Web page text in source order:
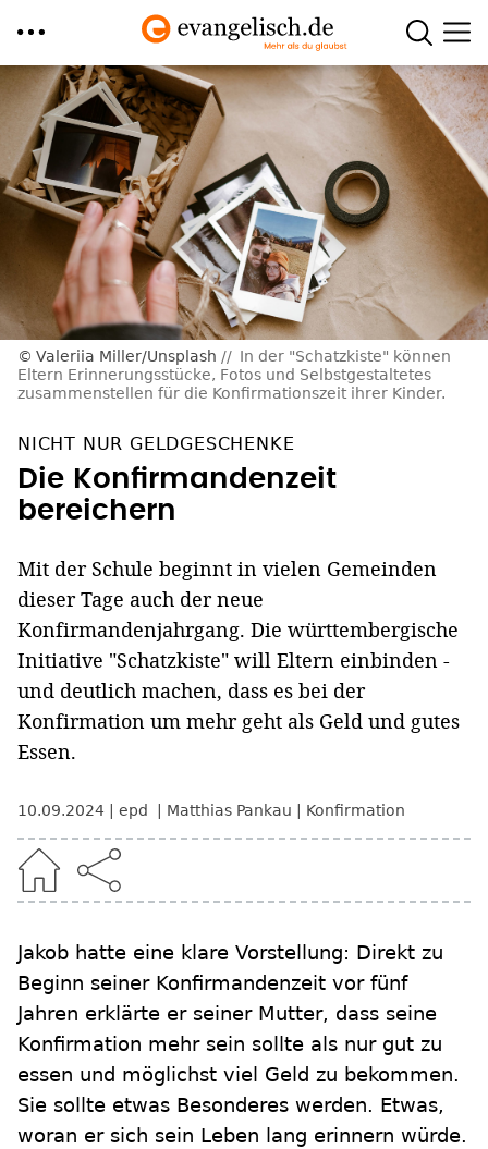
Direkt
zum
Inhalt
Valeriia Miller/Unsplash
In der "Schatzkiste" können
Eltern Erinnerungsstücke, Fotos und Selbstgestaltetes
zusammenstellen für die Konfirmationszeit ihrer Kinder.
NICHT NUR GELDGESCHENKE
Die Konfirmandenzeit
bereichern
Mit der Schule beginnt in vielen Gemeinden
dieser Tage auch der neue
Konfirmandenjahrgang. Die württembergische
Initiative "Schatzkiste" will Eltern einbinden -
und deutlich machen, dass es bei der
Konfirmation um mehr geht als Geld und gutes
Essen.
10.09.2024 epd Matthias Pankau Konfirmation
Jakob hatte eine klare Vorstellung: Direkt zu
Beginn seiner Konfirmandenzeit vor fünf
Jahren erklärte er seiner Mutter, dass seine
Konfirmation mehr sein sollte als nur gut zu
essen und möglichst viel Geld zu bekommen.
Sie sollte etwas Besonderes werden. Etwas,
woran er sich sein Leben lang erinnern würde.